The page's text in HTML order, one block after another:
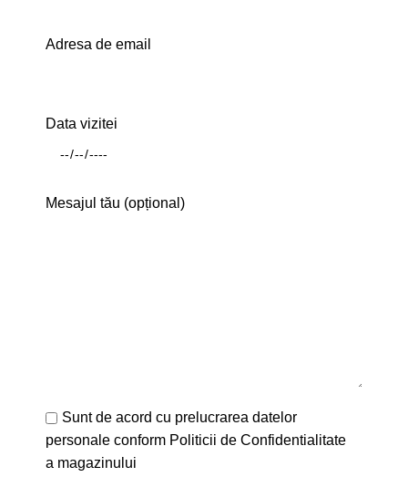
Adresa de email
Data vizitei
Mesajul tău (opțional)
Sunt de acord cu prelucrarea datelor
personale conform Politicii de Confidentialitate
a magazinului